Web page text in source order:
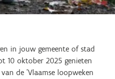
in jouw gemeente of stad
10 oktober 2025 genieten
de 'Vlaamse loopweken